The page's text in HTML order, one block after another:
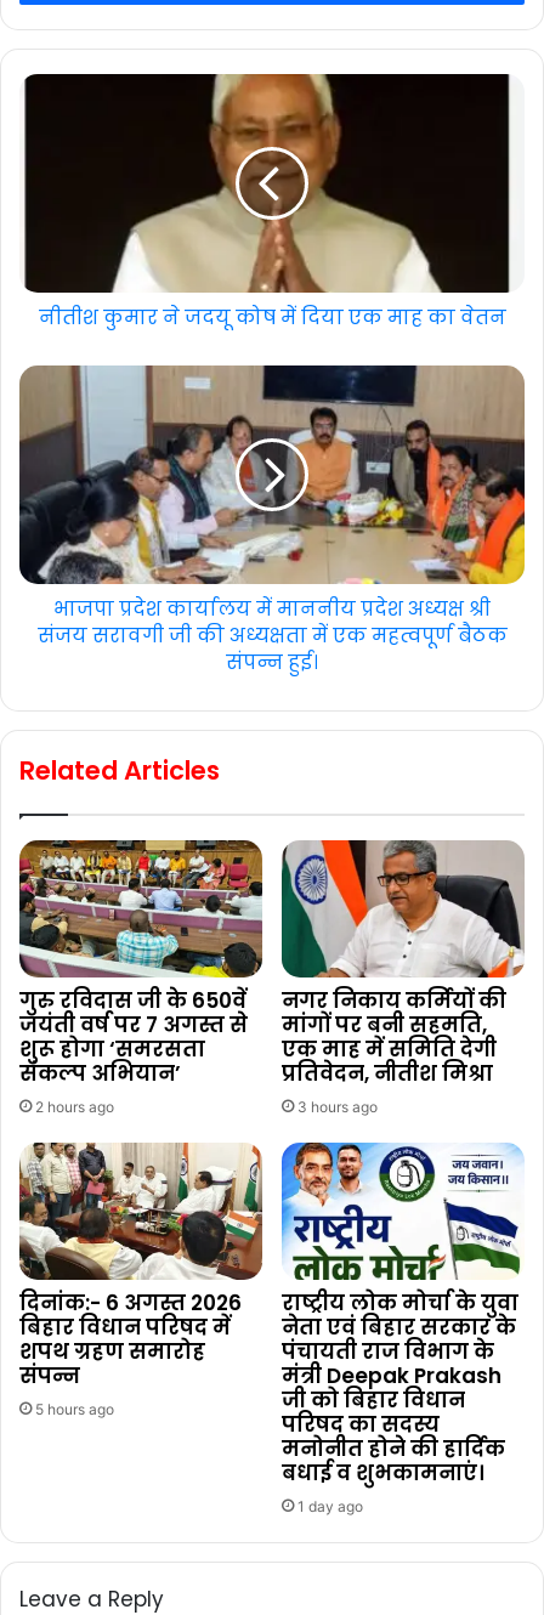
नीतीश कुमार ने जदयू कोष में दिया एक माह का वेतन
भाजपा प्रदेश कार्यालय में माननीय प्रदेश अध्यक्ष श्री
संजय सरावगी जी की अध्यक्षता में एक महत्वपूर्ण बैठक
संपन्न हुई।
Related Articles
गुरु रविदास जी के 650वें
जयंती वर्ष पर 7 अगस्त से
शुरू होगा ‘समरसता
संकल्प अभियान’
2 hours ago
नगर निकाय कर्मियों की
मांगों पर बनी सहमति,
एक माह में समिति देगी
प्रतिवेदन, नीतीश मिश्रा
3 hours ago
दिनांक:- 6 अगस्त 2026
बिहार विधान परिषद में
शपथ ग्रहण समारोह
संपन्न
5 hours ago
राष्ट्रीय लोक मोर्चा के युवा
नेता एवं बिहार सरकार के
पंचायती राज विभाग के
मंत्री Deepak Prakash
जी को बिहार विधान
परिषद का सदस्य
मनोनीत होने की हार्दिक
बधाई व शुभकामनाएं।
1 day ago
Leave a Reply